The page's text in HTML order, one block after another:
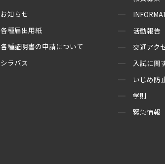
お知らせ
各種届出用紙
各種証明書の申請について
シラバス
活動報告
交通アク
入試に関
いじめ防
学則
緊急情報